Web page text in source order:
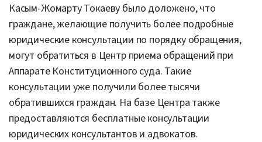
Касым-Жомарту Токаеву было доложено, что
граждане, желающие получить более подробные
юридические консультации по порядку обращения,
могут обратиться в Центр приема обращений при
Аппарате Конституционного суда. Такие
консультации уже получили более тысячи
обратившихся граждан. На базе Центра также
предоставляются бесплатные консультации
юридических консультантов и адвокатов.